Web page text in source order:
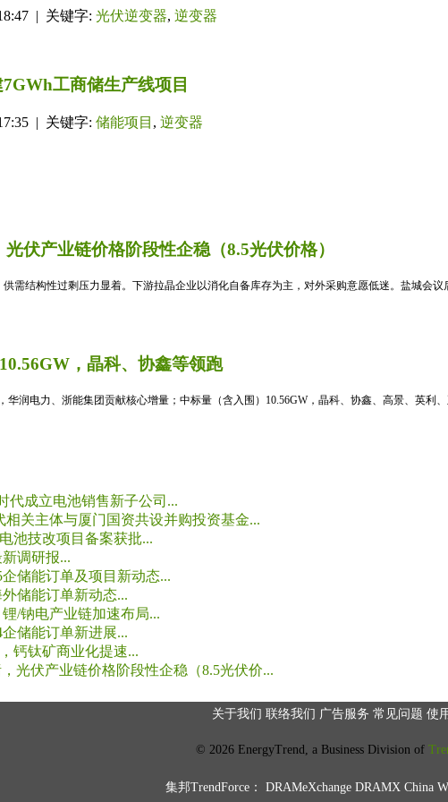
| 关键字: 光伏逆变器, 逆变器
工商储生产线项目
| 关键字: 储能项目 , 逆变器
伏产业链价格阶段性企稳（8.5光伏价格）
需结构性过剩压力显着。下游拉晶企业以消化自备库存为主，对外采购意愿低迷。盐城会
，晶科、协鑫等领跑
华润电力、浙能集团贡献核心增量；中标量（含入围）10.56GW，晶科、协鑫、高景、英利
代成立电池销售新子公司...
相关主体与厦门国资共设并购投资基金...
池技改项目备案获批...
调研报...
储能订单及项目新动态...
储能订单新动态...
/钠电产业链加速布局...
储能订单新进展...
钙钛矿商业化提速...
光伏产业链价格阶段性企稳（8.5光伏价...
关于我们 联络我们 广告服务 常见问题 使
© 2026 EnergyTrend, a Business Division of
集邦TrendForce： DRAMeXchange DRAMX China